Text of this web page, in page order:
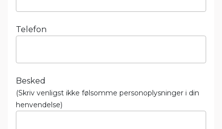
Telefon
(Skriv venligst ikke følsomme personoplysninger i din
henvendelse)
Besked